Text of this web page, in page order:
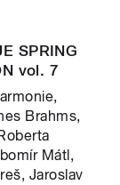
SPRING
vol. 7
Brahms,
Mátl,
Jaroslav